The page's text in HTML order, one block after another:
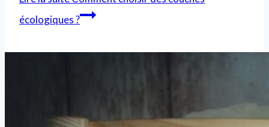
écologiques ?